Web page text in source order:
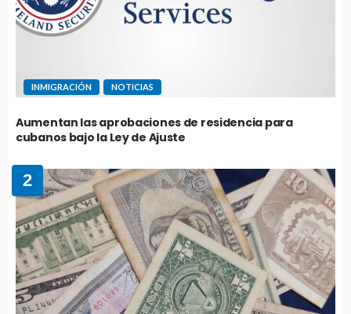
INMIGRACIÓN NOTICIAS
Aumentan las aprobaciones de residencia para
cubanos bajo la Ley de Ajuste
2